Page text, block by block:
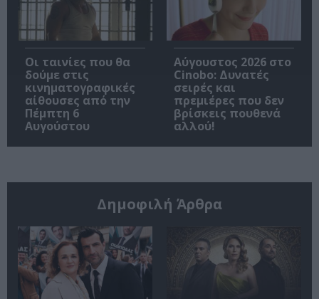
Οι ταινίες που θα
δούμε στις
κινηματογραφικές
αίθουσες από την
Πέμπτη 6
Αυγούστου
Αύγουστος 2026 στο
Cinobo: Δυνατές
σειρές και
πρεμιέρες που δεν
βρίσκεις πουθενά
αλλού!
Δημοφιλή Άρθρα